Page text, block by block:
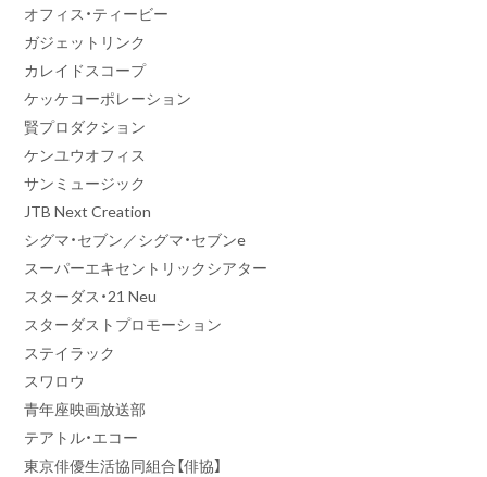
オフィス・ティービー
ガジェットリンク
カレイドスコープ
ケッケコーポレーション
賢プロダクション
ケンユウオフィス
サンミュージック
JTB Next Creation
シグマ・セブン／シグマ・セブンe
スーパーエキセントリックシアター
スターダス・21 Neu
スターダストプロモーション
ステイラック
スワロウ
青年座映画放送部
テアトル・エコー
東京俳優生活協同組合【俳協】